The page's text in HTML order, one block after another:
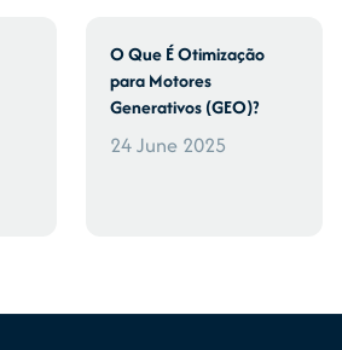
O Que É Otimização
para Motores
Generativos (GEO)?
24 June 2025